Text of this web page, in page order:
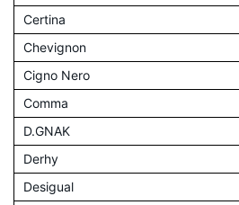
Certina
Chevignon
Cigno Nero
Comma
D.GNAK
Derhy
Desigual